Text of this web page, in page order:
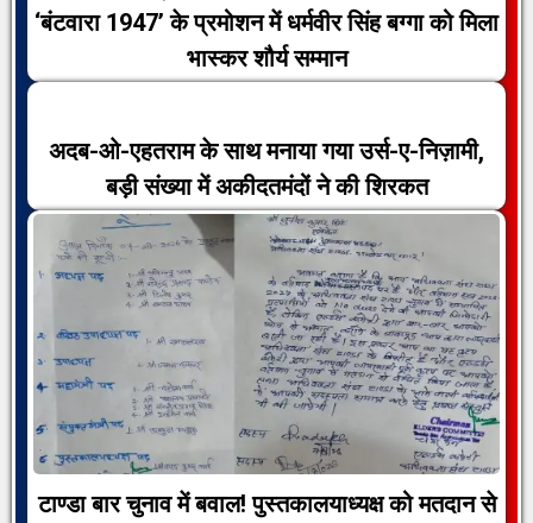
‘बंटवारा 1947’ के प्रमोशन में धर्मवीर सिंह बग्गा को मिला
भास्कर शौर्य सम्मान
अदब-ओ-एहतराम के साथ मनाया गया उर्स-ए-निज़ामी,
बड़ी संख्या में अकीदतमंदों ने की शिरकत
टाण्डा बार चुनाव में बवाल! पुस्तकालयाध्यक्ष को मतदान से